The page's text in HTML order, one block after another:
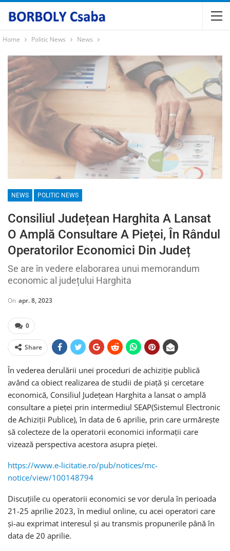
Home Politic News News
NEWS POLITIC NEWS
Consiliul Județean Harghita A Lansat
O Amplă Consultare A Pieței, În Rândul
Operatorilor Economici Din Județ
Se are în vedere elaborarea unui memorandum
economic al județului Harghita
On apr. 8, 2023
0
Share
În vederea derulării unei proceduri de achiziție publică
având ca obiect realizarea de studii de piață și cercetare
economică, Consiliul Județean Harghita a lansat o amplă
consultare a pieței prin intermediul SEAP(Sistemul Electronic
de Achiziții Publice), în data de 6 aprilie, prin care urmărește
să colecteze de la operatorii economici informații care
vizează perspectiva acestora asupra pieței.
https://www.e-licitatie.ro/pub/notices/mc-
notice/view/100148794
Discuțiile cu operatorii economici se vor derula în perioada
21-25 aprilie 2023, în mediul online, cu acei operatori care
și-au exprimat interesul și au transmis propunerile până în
data de 20 aprilie.